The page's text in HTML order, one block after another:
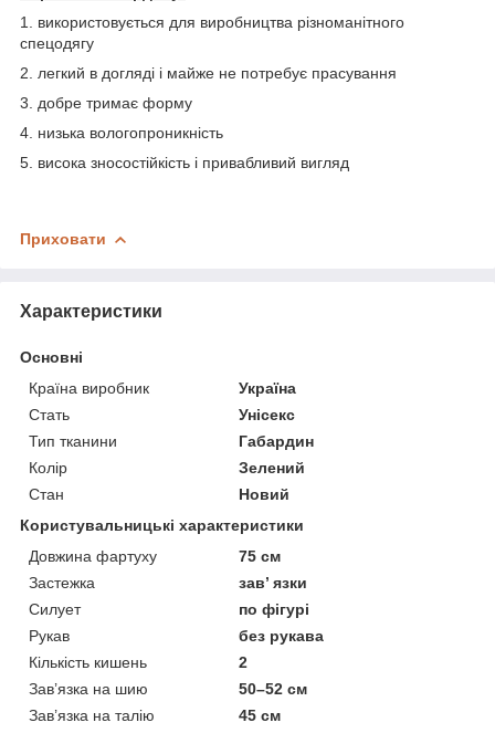
1. використовується для виробництва різноманітного
спецодягу
2. легкий в догляді і майже не потребує прасування
3. добре тримає форму
4. низька вологопроникність
5. висока зносостійкість і привабливий вигляд
Приховати
Характеристики
Основні
Країна виробник
Україна
Стать
Унісекс
Тип тканини
Габардин
Колір
Зелений
Стан
Новий
Користувальницькі характеристики
Довжина фартуху
75 см
Застежка
зав’ язки
Силует
по фігурі
Рукав
без рукава
Кількість кишень
2
Зав’язка на шию
50–52 см
Зав’язка на талію
45 см